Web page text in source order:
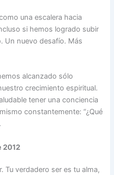
una escalera hacia
si hemos logrado subir
Un nuevo desafío. Más
alcanzado sólo
crecimiento espiritual.
tener una conciencia
constantemente: “¿Qué
2012
Tu verdadero ser es tu alma,